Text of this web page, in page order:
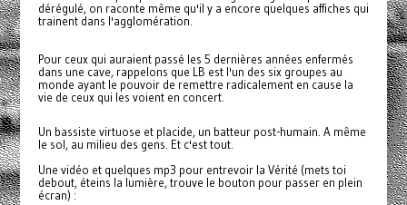
dérégulé, on raconte même qu'il y a encore quelques affiches qui
trainent dans l'agglomération.
Pour ceux qui auraient passé les 5 dernières années enfermés
dans une cave, rappelons que LB est l'un des six groupes au
monde ayant le pouvoir de remettre radicalement en cause la
vie de ceux qui les voient en concert.
Un bassiste virtuose et placide, un batteur post-humain. A même
le sol, au milieu des gens. Et c'est tout.
Une vidéo et quelques mp3 pour entrevoir la Vérité (mets toi
debout, éteins la lumière, trouve le bouton pour passer en plein
écran) :